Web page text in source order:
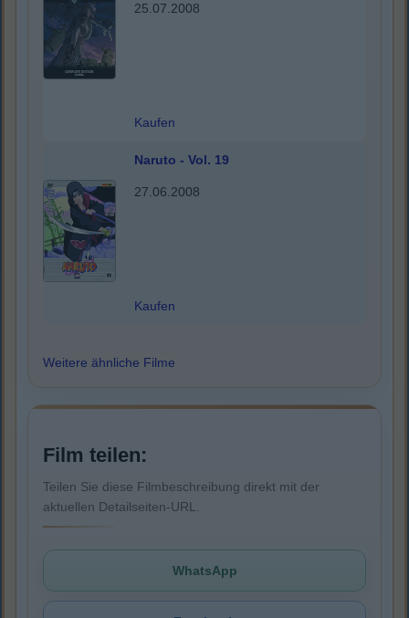
25.07.2008
Kaufen
Naruto - Vol. 19
27.06.2008
Kaufen
Weitere ähnliche Filme
Film teilen:
Teilen Sie diese Filmbeschreibung direkt mit der
aktuellen Detailseiten-URL.
WhatsApp